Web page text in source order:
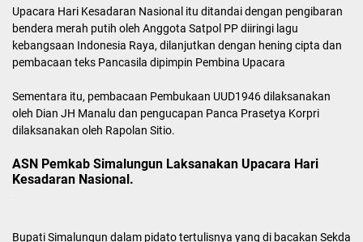
Upacara Hari Kesadaran Nasional itu ditandai dengan pengibaran
bendera merah putih oleh Anggota Satpol PP diiringi lagu
kebangsaan Indonesia Raya, dilanjutkan dengan hening cipta dan
pembacaan teks Pancasila dipimpin Pembina Upacara
Sementara itu, pembacaan Pembukaan UUD1946 dilaksanakan
oleh Dian JH Manalu dan pengucapan Panca Prasetya Korpri
dilaksanakan oleh Rapolan Sitio.
ASN Pemkab Simalungun Laksanakan Upacara Hari
Kesadaran Nasional.